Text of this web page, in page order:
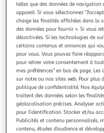
MARKET24
Paroi fixe - HOME
x 200 cm
Apportez une touche
de bain avec la paroi
verre sécurit transparent
style. Une solution idéale
minimaliste et lumineux.
En savoir +
Vendu parMultishop
Livraison dès 5/6 jours
telles que des données de
appareil. Si vous sélectionnez
charge les finalités affichées dans la
des données pour fournir ». Si vous
désactivées. Si les technologies de
certains contenus et annonces qui
pour vous. Vous pouvez faire
pour retirer votre consentement à
mes préférences" en bas de page.
sur notre ou nos sites web. Pour plus
politique de confidentialité. Nos
traitent des données selon les
géolocalisation précises. Analyser
pour l’identification. Stocker et/ou
Publicités et contenu personnalisés,
contenu, études d’audience et